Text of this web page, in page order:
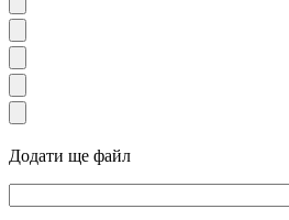
Додати ще файл